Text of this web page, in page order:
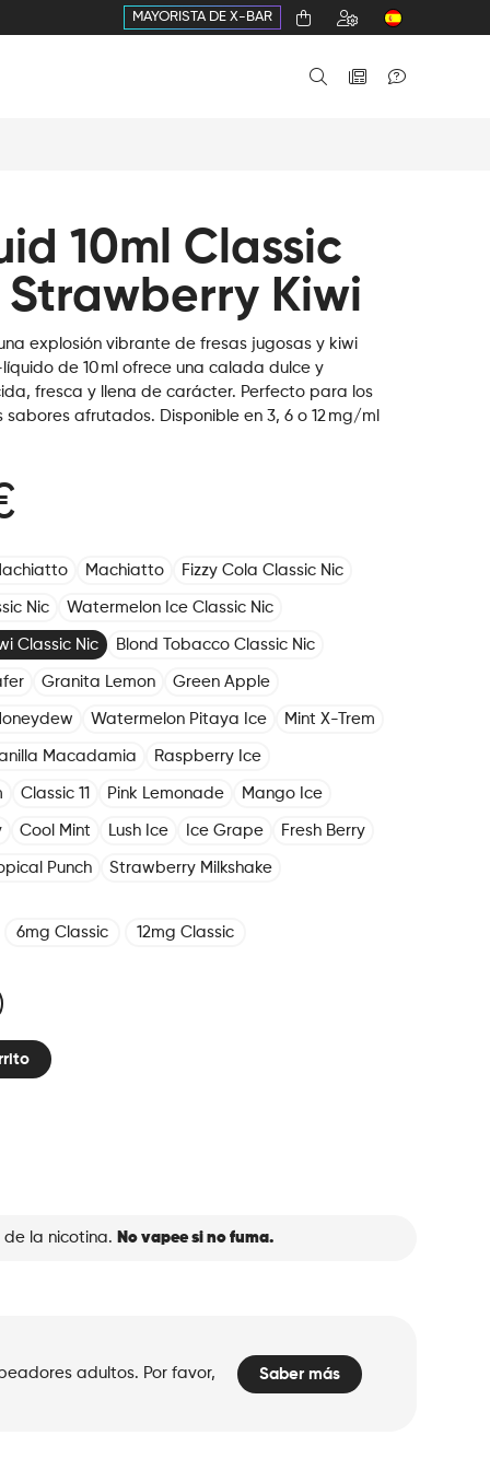
MAYORISTA DE X-BAR
10ml Classic
Strawberry Kiwi
explosión vibrante de fresas jugosas y kiwi
de 10 ml ofrece una calada dulce y
fresca y llena de carácter. Perfecto para los
afrutados. Disponible en 3, 6 o 12 mg/ml
Machiatto Fizzy Cola Classic Nic
Nic Watermelon Ice Classic Nic
Classic Nic Blond Tobacco Classic Nic
Granita Lemon Green Apple
Watermelon Pitaya Ice Mint X-Trem
Macadamia Raspberry Ice
Classic 11 Pink Lemonade Mango Ice
Cool Mint Lush Ice Ice Grape Fresh Berry
Punch Strawberry Milkshake
6mg Classic 12mg Classic
la nicotina. No vapee si no fuma.
adultos. Por favor, Saber más